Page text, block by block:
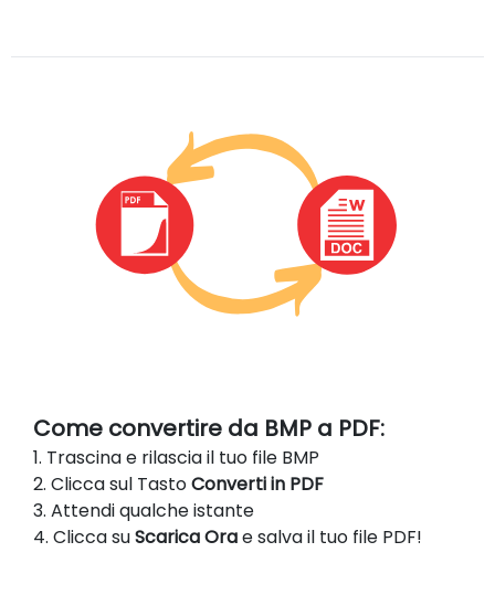
Come convertire da BMP a PDF:
1. Trascina e rilascia il tuo file BMP
2. Clicca sul TastoConverti in PDF
3. Attendi qualche istante
4. Clicca suScarica Orae salva il tuo file PDF!